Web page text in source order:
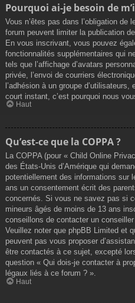
Pourquoi ai-je besoin de
Vous n’êtes pas dans l’obligation
forum peuvent limiter la publication
En vous inscrivant, vous pouvez
fonctionnalités supplémentaires qui
tels que l’affichage d’avatars
privée, l’envoi de courriers
l’adhésion à un groupe d’utilisateurs,
court instant, c’est pourquoi nous
Haut
Qu’est-ce que la COPPA ?
La COPPA (pour « Child Online
des États-Unis d’Amérique qui
potentiellement des informations sur
ans un consentement écrit des
concernés. Si vous ne savez pas si
mineurs âgés de moins de 13 ans
conseillons de contacter un
Veuillez noter que phpBB Limited et
peuvent pas vous proposer
être contactés à ce sujet, excepté
question « Qui dois-je contacter à
légaux liés à ce forum ? ».
Haut